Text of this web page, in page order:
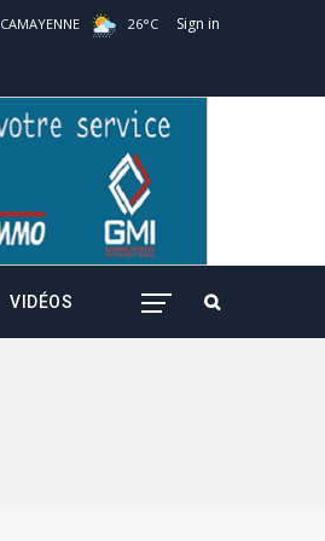
CAMAYENNE 26°C Sign in
VIDÉOS